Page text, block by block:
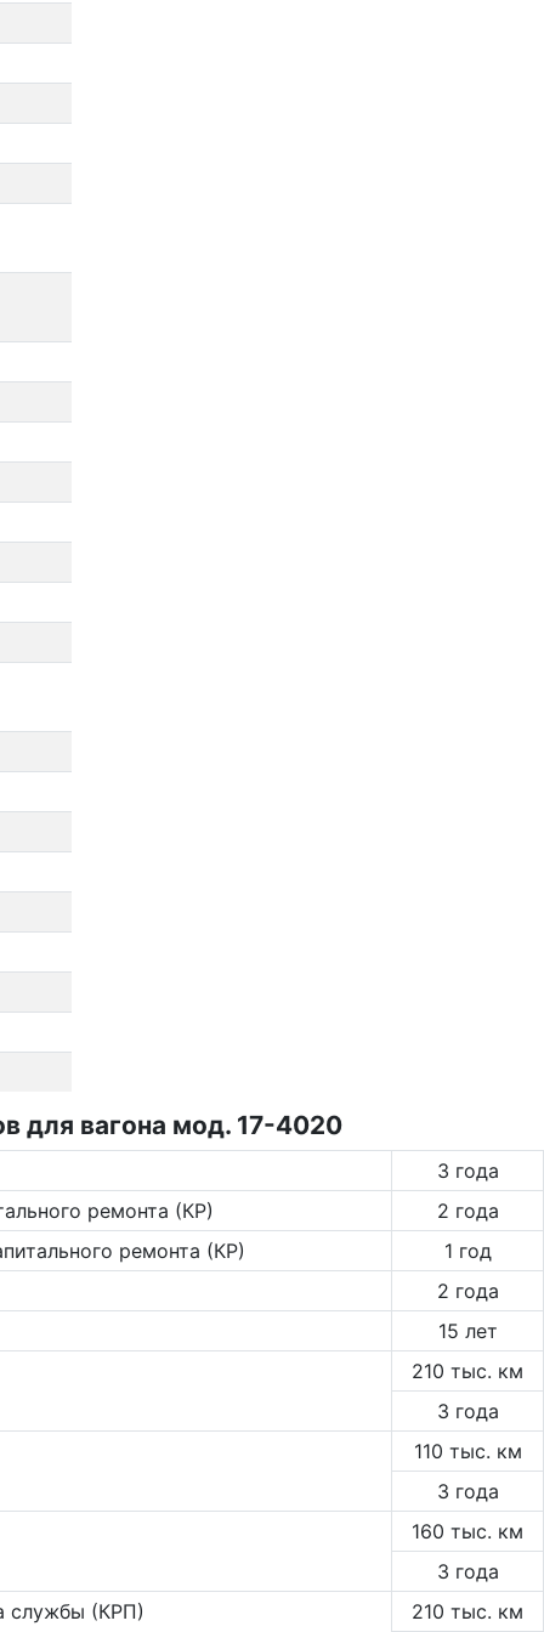
для вагона мод. 17-4020
3 года
ремонта (КР)
2 года
ремонта (КР)
1 год
2 года
15 лет
210 тыс. км
3 года
110 тыс. км
3 года
160 тыс. км
3 года
службы (КРП)
210 тыс. км